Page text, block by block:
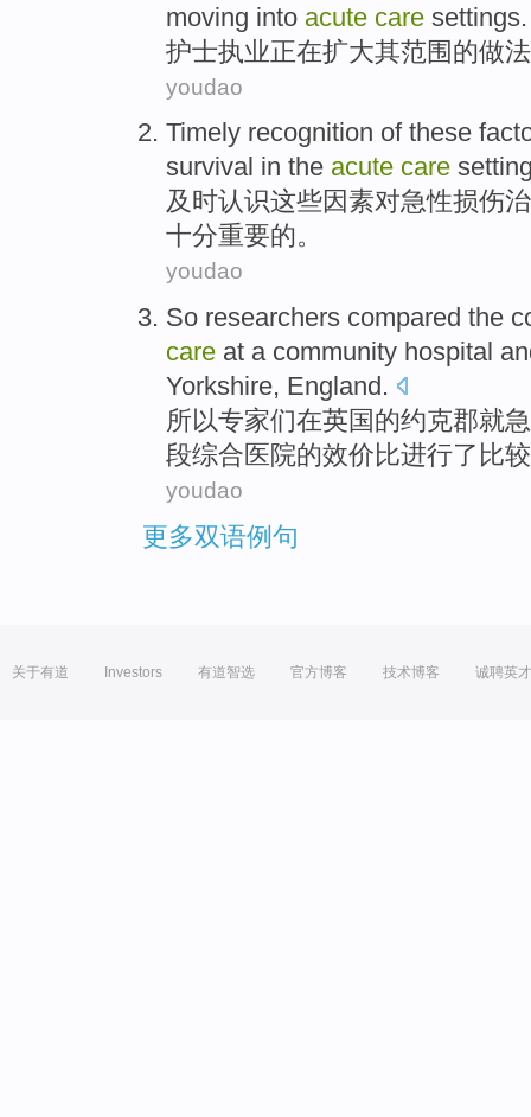
moving into acute care settings.
护士执业正在扩大其范围 的做法
youdao
Timely recognition of these
survival in the acute care
及时认识这些因素对急性损伤
十分重要的。
youdao
So researchers compared the
care at a community hospital
Yorkshire, England.
所以专家们在英国的约克郡就
段综合医院的效价比进行了比较
youdao
更多双语例句
关于有道 Investors 有道智选 官方博客 技术博客 诚聘英才